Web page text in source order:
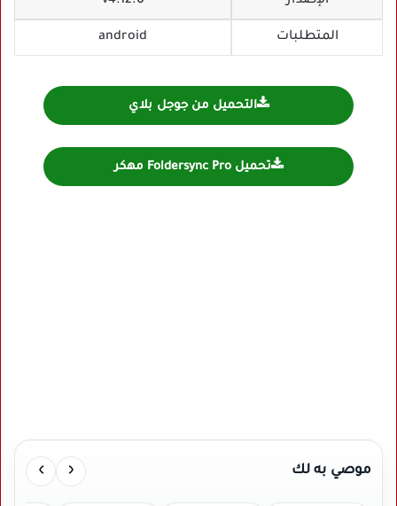
المتطلبات android
التحميل من جوجل بلاي
تحميل Foldersync Pro مهكر
موصي به لك ‹
›